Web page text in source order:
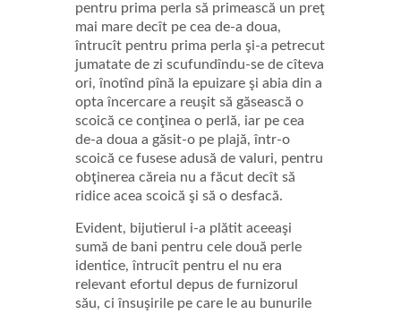
pentru prima perla să primească un preţ
mai mare decît pe cea de-a doua,
întrucît pentru prima perla şi-a petrecut
jumatate de zi scufundîndu-se de cîteva
ori, înotînd pînă la epuizare şi abia din a
opta încercare a reuşit să găsească o
scoică ce conţinea o perlă, iar pe cea
de-a doua a găsit-o pe plajă, într-o
scoică ce fusese adusă de valuri, pentru
obţinerea căreia nu a făcut decît să
ridice acea scoică şi să o desfacă.
Evident, bijutierul i-a plătit aceeaşi
sumă de bani pentru cele două perle
identice, întrucît pentru el nu era
relevant efortul depus de furnizorul
său, ci însuşirile pe care le au bunurile